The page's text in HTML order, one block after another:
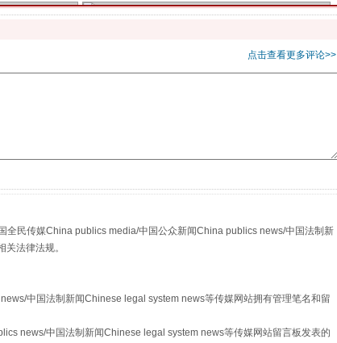
别拿“量子”当幌子
点击查看更多评论>>
全民传媒China publics media/中国公众新闻China publics news/中国法制新
法律法规。
中国法制新闻Chinese legal system news等传媒网站拥有管理笔名和留
news/中国法制新闻Chinese legal system news等传媒网站留言板发表的